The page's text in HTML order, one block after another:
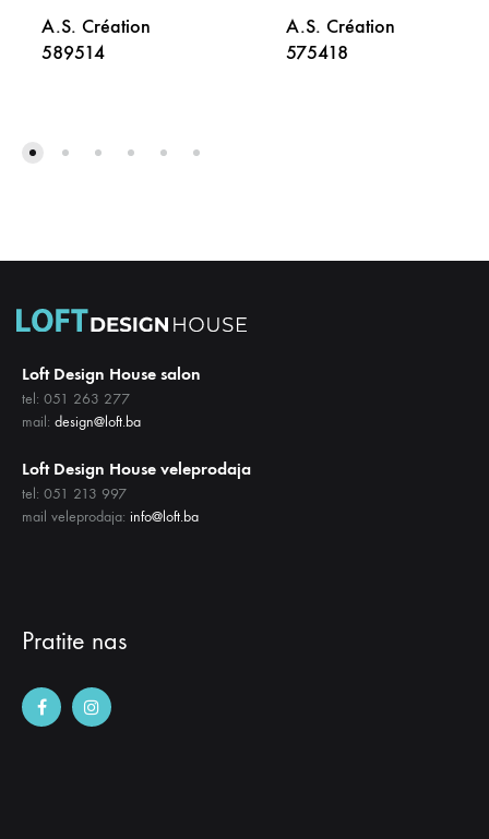
A.S. Création
589514
A.S. Création
575418
Loft Design House salon
tel: 051 263 277
mail: design@loft.ba
Loft Design House veleprodaja
tel: 051 213 997
mail veleprodaja: info@loft.ba
Pratite nas